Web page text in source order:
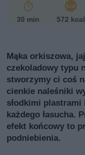
30 min 572 kcal
Mąka orkiszowa,
czekoladowy typu
stworzymy ci coś
cienkie naleśniki
słodkimi plastrami
każdego łasucha.
efekt końcowy to
podniebienia.